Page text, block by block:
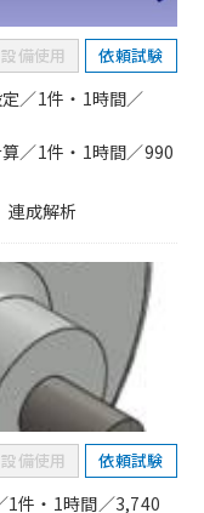
設備使用 依頼試験
／1件・1時間／
／1件・1時間／990
連成解析
設備使用 依頼試験
1件・1時間／3,740